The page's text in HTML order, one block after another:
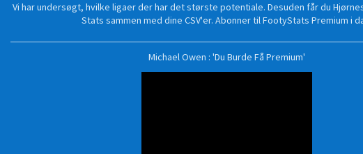
Vi har undersøgt, hvilke ligaer der har det største potentiale. Desuden får du
Stats sammen med dine CSV'er. Abonner til FootyStats Premium i
Michael Owen : 'Du Burde Få Premium'